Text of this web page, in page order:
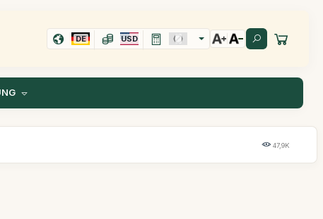
DE USD
47,9K